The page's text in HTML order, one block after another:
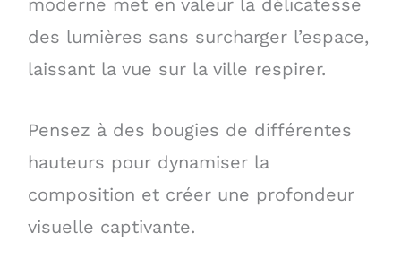
moderne met en valeur la délicatesse
des lumières sans surcharger l’espace,
laissant la vue sur la ville respirer.
Pensez à des bougies de différentes
hauteurs pour dynamiser la
composition et créer une profondeur
visuelle captivante.